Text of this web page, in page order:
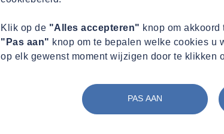
Klik op de "Alles accepteren" knop om
"Pas aan" knop om te bepalen welke cookies u
op elk gewenst moment wijzigen door te klikken
PAS AAN